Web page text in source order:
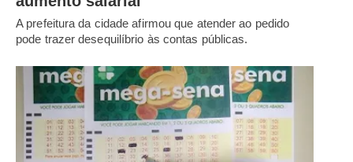
A prefeitura da cidade afirmou que atender ao pedido
pode trazer desequilíbrio às contas públicas.